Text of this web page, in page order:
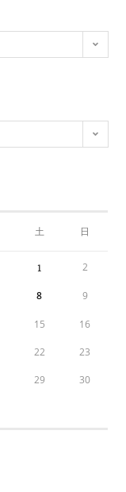
土 日
1 2
8 9
15 16
22 23
29 30